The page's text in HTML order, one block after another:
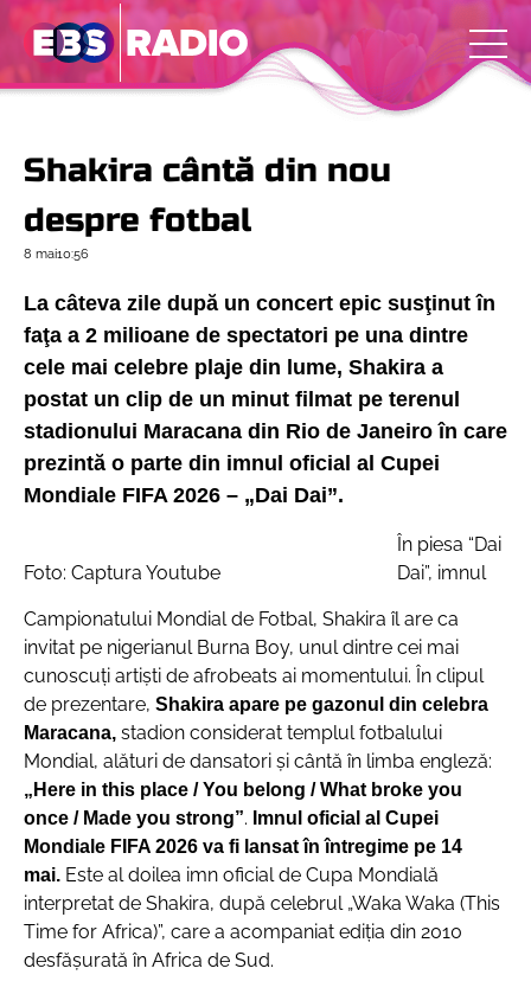
Shakira cântă din nou
despre fotbal
8 mai10:56
La câteva zile după un concert epic susţinut în
faţa a 2 milioane de spectatori pe una dintre
cele mai celebre plaje din lume, Shakira a
postat un clip de un minut filmat pe terenul
stadionului Maracana din Rio de Janeiro în care
prezintă o parte din imnul oficial al Cupei
Mondiale FIFA 2026 – „Dai Dai”.
Foto: Captura Youtube
În piesa “Dai
Dai”, imnul
Campionatului Mondial de Fotbal, Shakira îl are ca
invitat pe nigerianul Burna Boy, unul dintre cei mai
cunoscuţi artişti de afrobeats ai momentului. În clipul
de prezentare, Shakira apare pe gazonul din celebra
Maracana, stadion considerat templul fotbalului
Mondial, alături de dansatori şi cântă în limba engleză:
„Here in this place / You belong / What broke you
once / Made you strong”. Imnul oficial al Cupei
Mondiale FIFA 2026 va fi lansat în întregime pe 14
mai. Este al doilea imn oficial de Cupa Mondială
interpretat de Shakira, după celebrul „Waka Waka (This
Time for Africa)”, care a acompaniat ediţia din 2010
desfăşurată în Africa de Sud.